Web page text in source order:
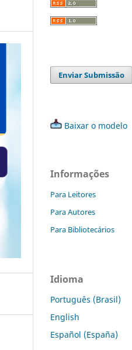
Enviar Submissão
Baixar o modelo
Informações
Para Leitores
Para Autores
Para Bibliotecários
Idioma
Português (Brasil)
English
Español (España)